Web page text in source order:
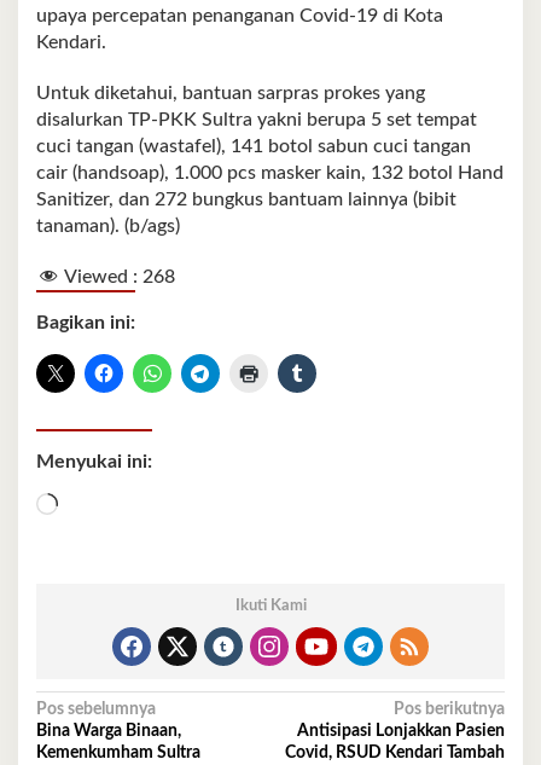
upaya percepatan penanganan Covid-19 di Kota
Kendari.
Untuk diketahui, bantuan sarpras prokes yang
disalurkan TP-PKK Sultra yakni berupa 5 set tempat
cuci tangan (wastafel), 141 botol sabun cuci tangan
cair (handsoap), 1.000 pcs masker kain, 132 botol Hand
Sanitizer, dan 272 bungkus bantuam lainnya (bibit
tanaman). (b/ags)
Viewed : 268
Bagikan ini:
Menyukai ini:
Memuat...
Ikuti Kami
Navigasi
pos
Pos sebelumnya
Bina Warga Binaan,
Kemenkumham Sultra
Pos berikutnya
Antisipasi Lonjakkan Pasien
Covid, RSUD Kendari Tambah